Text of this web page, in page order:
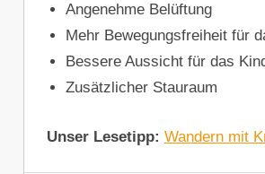
Angenehme Belüftung
Mehr Bewegungsfreiheit für
Bessere Aussicht für das
Zusätzlicher Stauraum
Unser Lesetipp: Wandern mit